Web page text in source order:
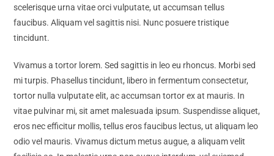
scelerisque urna vitae orci vulputate, ut accumsan tellus
faucibus. Aliquam vel sagittis nisi. Nunc posuere tristique
tincidunt.
Vivamus a tortor lorem. Sed sagittis in leo eu rhoncus. Morbi sed
mi turpis. Phasellus tincidunt, libero in fermentum consectetur,
tortor nulla vulputate elit, ac accumsan tortor ex at mauris. In
vitae pulvinar mi, sit amet malesuada ipsum. Suspendisse aliquet,
eros nec efficitur mollis, tellus eros faucibus lectus, ut aliquam leo
odio vel mauris. Vivamus dictum metus augue, a aliquam velit